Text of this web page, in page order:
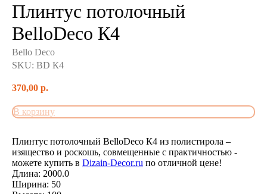
Плинтус потолочный
BelloDeco К4
Bello Deco
SKU: BD К4
370,00 р.
В корзину
Плинтус потолочный BelloDeco К4 из полистирола –
изящество и роскошь, совмещенные с практичностью -
можете купить в Dizain-Decor.ru по отличной цене!
Длина: 2000.0
Ширина: 50